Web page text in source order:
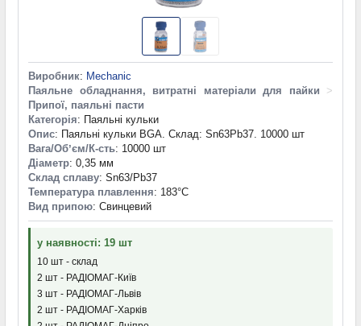
Виробник: Mechanic
Паяльне обладнання, витратні матеріали для пайки
>
Припої, паяльні пасти
Категорія: Паяльні кульки
Опис: Паяльні кульки BGA. Склад: Sn63Pb37. 10000 шт
Вага/Обʼєм/К-сть: 10000 шт
Діаметр: 0,35 мм
Склад сплаву: Sn63/Pb37
Температура плавлення: 183°С
Вид припою: Свинцевий
у наявності: 19 шт
10 шт - склад
2 шт - РАДІОМАГ-Київ
3 шт - РАДІОМАГ-Львів
2 шт - РАДІОМАГ-Харків